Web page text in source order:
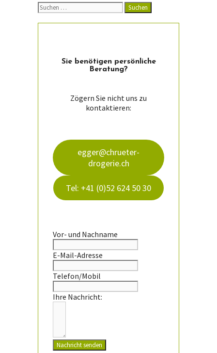
Suchen
nach:
Sie ­benötigen persön­liche
Beratung?
Zögern Sie nicht uns zu
kontaktieren:
egger@chrueter-
drogerie.ch
Tel: +41 (0)52 624 50 30
Vor- und Nachname
E-Mail-Adresse
Telefon/Mobil
Ihre Nachricht:
Nachricht senden